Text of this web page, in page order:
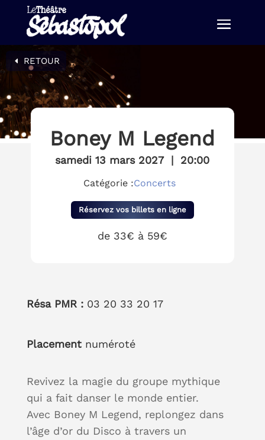
RETOUR
Boney M Legend
samedi 13 mars 2027| 20:00
Catégorie :Concerts
Réservez vos billets en ligne
de 33€ à 59€
Résa PMR : 03 20 33 20 17
Placement numéroté
Revivez la magie du groupe mythique
qui a fait danser le monde entier.
Avec Boney M Legend, replongez dans
l’âge d’or du Disco à travers un